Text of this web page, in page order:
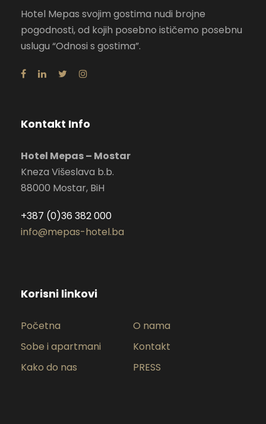
Hotel Mepas svojim gostima nudi brojne
pogodnosti, od kojih posebno ističemo posebnu
uslugu “Odnosi s gostima”.
Kontakt Info
Hotel Mepas – Mostar
Kneza Višeslava b.b.
88000 Mostar, BiH
+387 (0)36 382 000
info@mepas-hotel.ba
Korisni linkovi
Početna
O nama
Sobe i apartmani
Kontakt
Kako do nas
PRESS